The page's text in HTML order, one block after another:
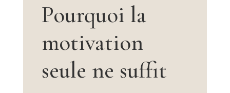
Pourquoi la
motivation
seule ne suffit